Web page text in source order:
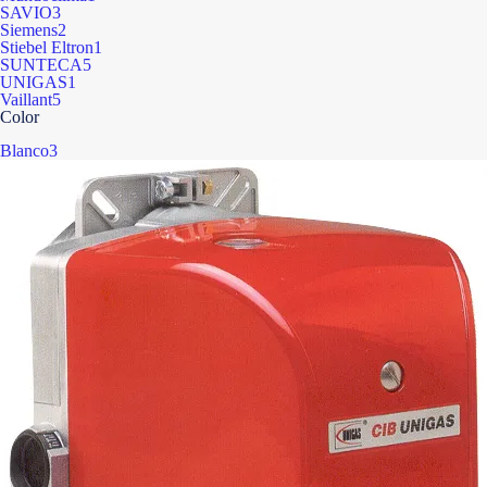
SAVIO3
Siemens2
Stiebel Eltron1
SUNTECA5
UNIGAS1
Vaillant5
Color
Blanco3